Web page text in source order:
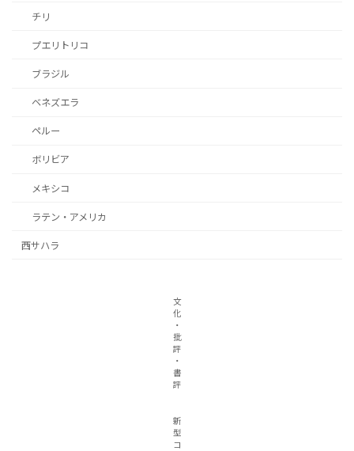
チリ
プエリトリコ
ブラジル
ベネズエラ
ペルー
ボリビア
メキシコ
ラテン・アメリカ
西サハラ
文
化
・
批
評
・
書
評
新
型
コ